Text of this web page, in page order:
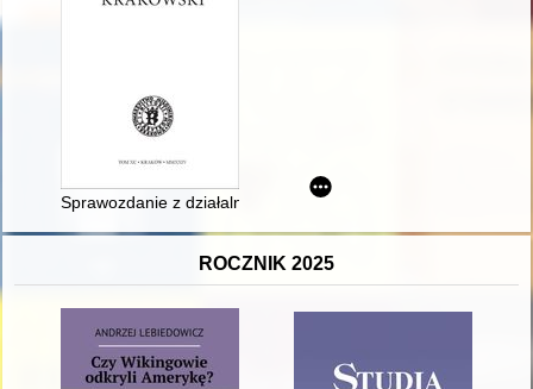
Sprawozdanie z działalności Komitetu Opieki nad Kopcem
ROCZNIK 2025